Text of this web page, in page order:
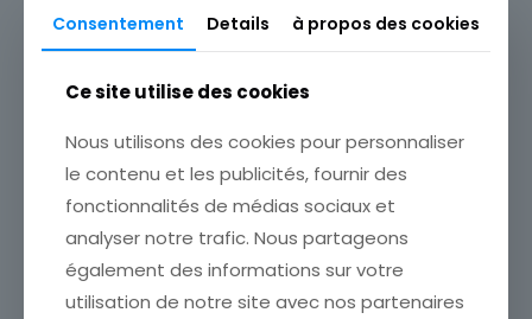
Europe
Thème
Pin-up
Photographie
Produits similaires
Consentement Details à propos des cookies
Ce site utilise des cookies
Nous utilisons des cookies pour personnaliser
le contenu et les publicités, fournir des
fonctionnalités de médias sociaux et
analyser notre trafic. Nous partageons
également des informations sur votre
utilisation de notre site avec nos partenaires